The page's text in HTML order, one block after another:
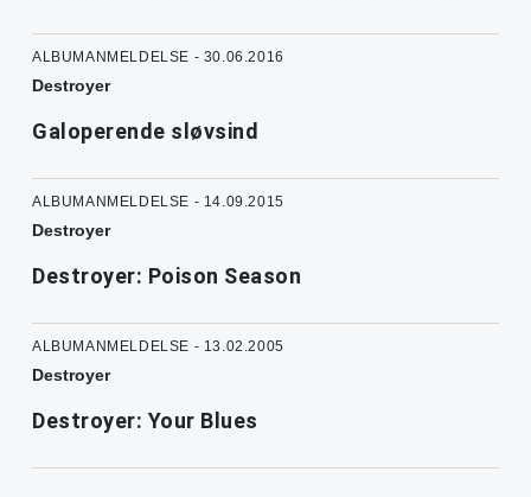
ALBUMANMELDELSE - 30.06.2016
Destroyer
Galoperende sløvsind
ALBUMANMELDELSE - 14.09.2015
Destroyer
Destroyer: Poison Season
ALBUMANMELDELSE - 13.02.2005
Destroyer
Destroyer: Your Blues